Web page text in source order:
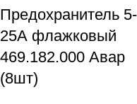
Предохранитель 5-
25А флажковый
469.182.000 Авар
(8шт)